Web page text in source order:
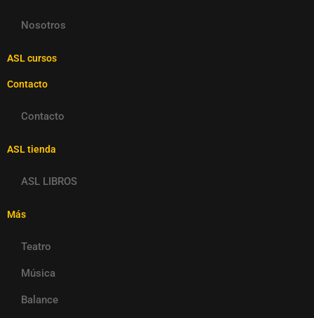
Nosotros
ASL cursos
Contacto
Contacto
ASL tienda
ASL LIBROS
Más
Teatro
Música
Balance